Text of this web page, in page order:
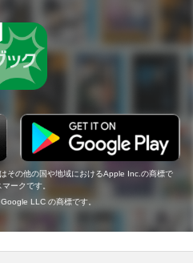
その他の国や地域におけるApple Inc.の商標で
ークです。
LLC の商標です。